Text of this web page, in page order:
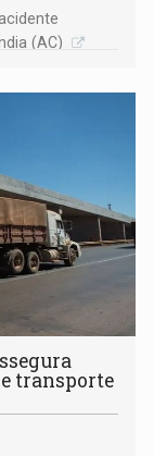
(AC)
transporte